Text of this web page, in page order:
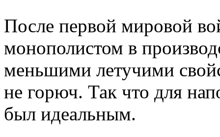
После первой мировой
монополистом в
меньшими летучими
не горюч. Так что для
был идеальным.